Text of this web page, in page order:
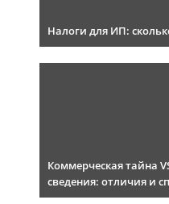
Налоги для ИП:
Коммерческая тайна
сведения: отличия и